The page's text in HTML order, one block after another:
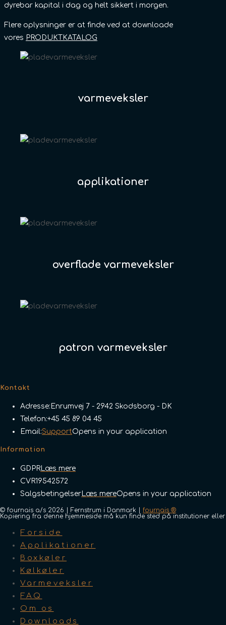
dyrebar kapital i dag og helt sikkert i morgen.
Flere oplysninger er at finde ved at downloade
vores PRODUKTKATALOG
varmeveksler
applikationer
overflade varmeveksler
patron varmeveksler
Kontakt
Adresse: Enrumvej 7 - 2942 Skodsborg - DK
Telefon:+45 45 89 04 45
Email:SupportOpens in your application
Information
GDPRLæs mere
CVR19542572
SalgsbetingelserLæs mereOpens in your application
© fournais a/s 2026 | Fernstrum i Danmark | fournais ®
Kopiering fra denne hjemmeside må kun finde sted på institutioner
Forside
Applikationer
Boxkøler
Kølkøler
Varmeveksler
FAQ
Om os
Downloads